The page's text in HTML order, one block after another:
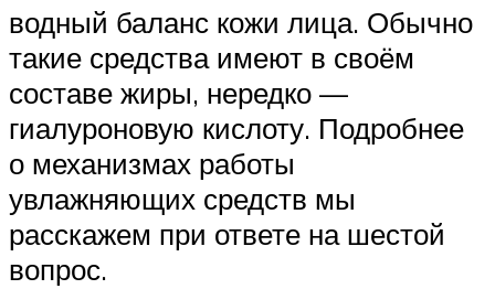
водный баланс кожи лица. Обычно
такие средства имеют в своём
составе жиры, нередко —
гиалуроновую кислоту. Подробнее
о механизмах работы
увлажняющих средств мы
расскажем при ответе на шестой
вопрос.